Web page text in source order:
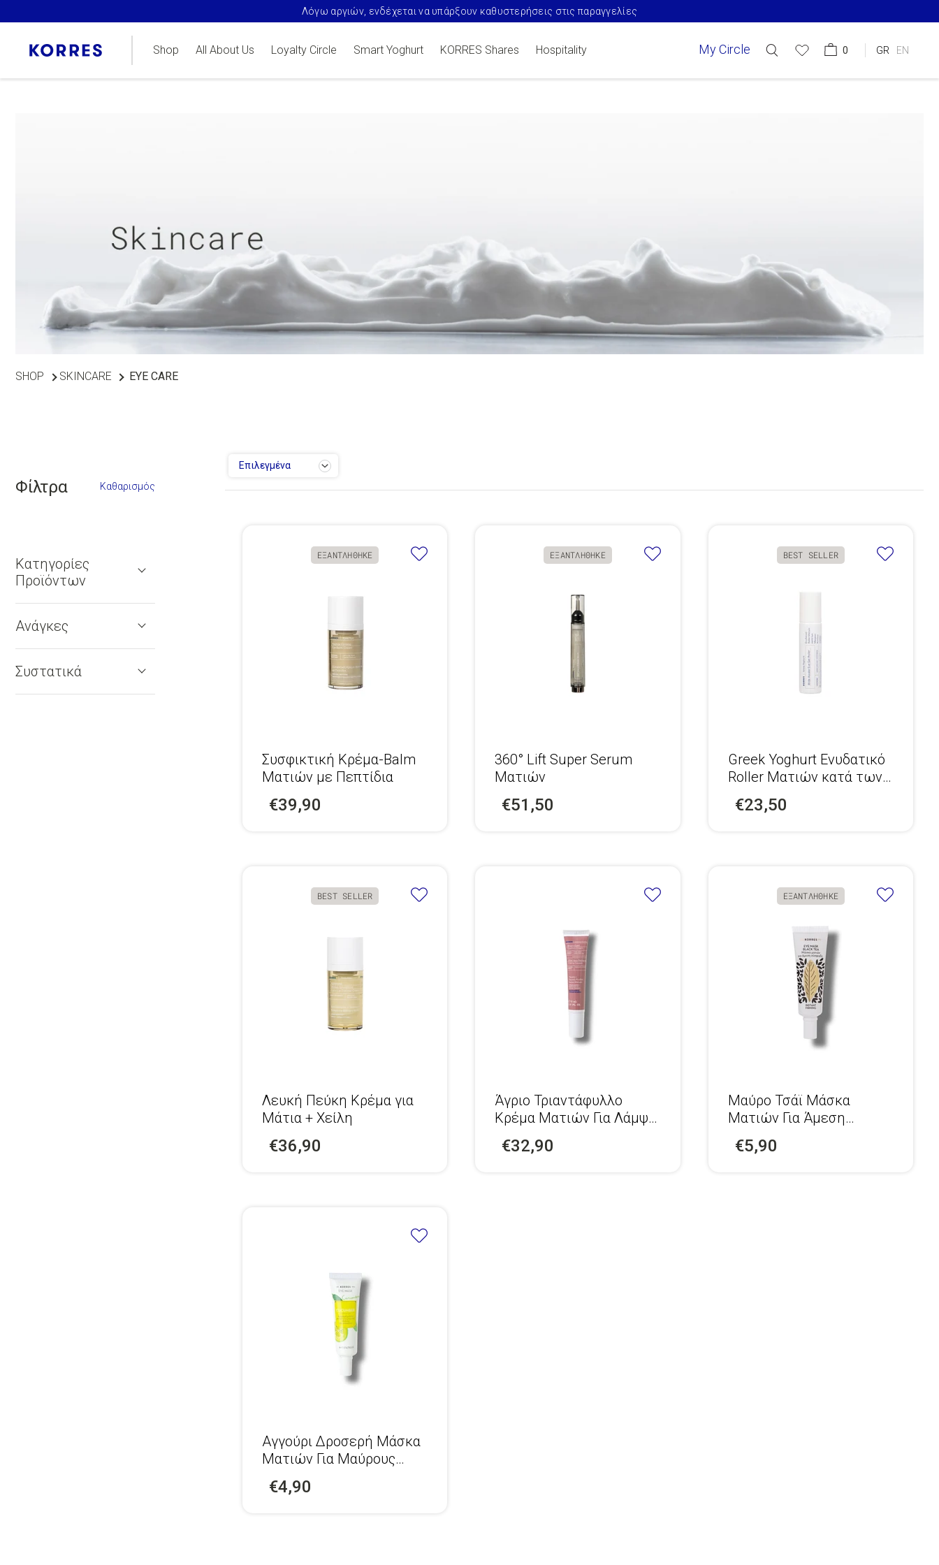
Λόγω αργιών, ενδέχεται να υπάρξουν καθυστερήσεις στις παραγγελίες
Shop All About Us Loyalty Circle Smart Yoghurt KORRES Shares Hospitality My Circle 0 GR EN
SHOP SKINCARE EYE CARE
Φίλτρα Καθαρισμός
Κατηγορίες
Προϊόντων
Ανάγκες
Συστατικά
Επιλεγμένα
ΕΞΑΝΤΛΗΘΗΚΕ
Συσφικτική Κρέμα-Balm
Ματιών με Πεπτίδια
€39,90
ΕΞΑΝΤΛΗΘΗΚΕ
360° Lift Super Serum
Ματιών
€51,50
BEST SELLER
Greek Yoghurt Ενυδατικό
Roller Ματιών κατά των
€23,50
BEST SELLER
Λευκή Πεύκη Κρέμα για
Μάτια + Χείλη
€36,90
Άγριο Τριαντάφυλλο
Κρέμα Mατιών Για Λάμψη
€32,90
ΕΞΑΝΤΛΗΘΗΚΕ
Μαύρο Τσάϊ Μάσκα
Ματιών Για Άμεση
€5,90
Αγγούρι Δροσερή Μάσκα
Ματιών Για Μαύρους
€4,90